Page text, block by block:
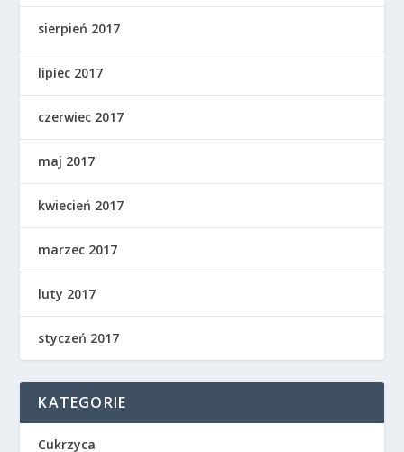
sierpień 2017
lipiec 2017
czerwiec 2017
maj 2017
kwiecień 2017
marzec 2017
luty 2017
styczeń 2017
KATEGORIE
Cukrzyca